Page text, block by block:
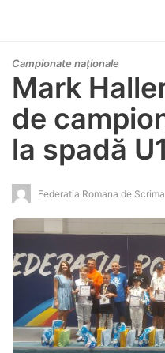
Campionate naționale
Mark
de
la spadă
Federatia Romana de Scrima